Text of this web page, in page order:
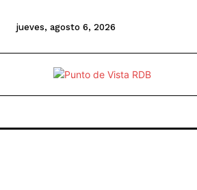
jueves, agosto 6, 2026